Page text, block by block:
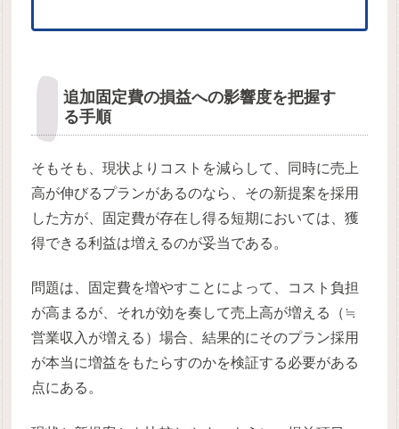
追加固定費の損益への影響度を把握す
る手順
そもそも、現状よりコストを減らして、同時に売上
高が伸びるプランがあるのなら、その新提案を採用
した方が、固定費が存在し得る短期においては、獲
得できる利益は増えるのが妥当である。
問題は、固定費を増やすことによって、コスト負担
が高まるが、それが効を奏して売上高が増える（≒
営業収入が増える）場合、結果的にそのプラン採用
が本当に増益をもたらすのかを検証する必要がある
点にある。